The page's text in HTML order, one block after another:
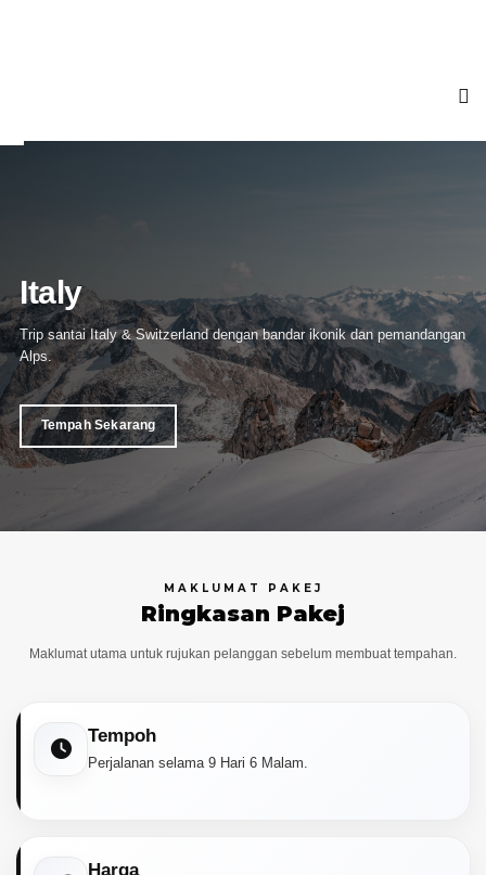
Private Trip
Pakej Italy-Swiss
Pakej Fantastic Four
Pakej Eropah 3 Negara
Pakej Flora Euro
Pakej London-Wales-Scotland
Pakej Scandinavia
Pakej Iceland Saver
Balkan
Tentang Kami
Hubungi Kami
Italy - Swiss|
Trip santai Italy & Switzerland dengan bandar ikonik dan pemandangan
Alps.
Tempah Sekarang
MAKLUMAT PAKEJ
Ringkasan Pakej
Maklumat utama untuk rujukan pelanggan sebelum membuat tempahan.
Tempoh
Perjalanan selama 9 Hari 6 Malam.
Harga